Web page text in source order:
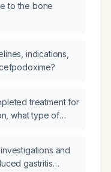
to the bone
indications,
treatment for
what type of
and
gastritis